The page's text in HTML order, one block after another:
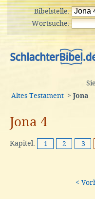
Bibelstelle:
Wortsuche:
Altes Testament > Jona
Jona 4
Kapitel: 1 2 3
<